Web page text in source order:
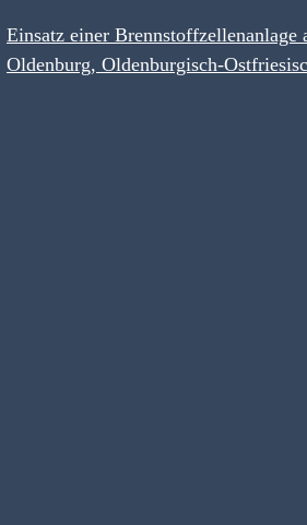
Einsatz einer Brennstoffzellenanlage
Oldenburg, Oldenburgisch-